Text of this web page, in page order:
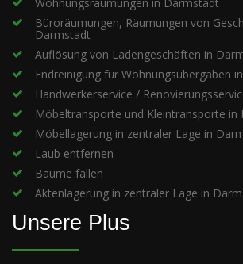
Büroräumungen, Räumungen von
Darmstadt
Auflösung von Ladengeschäften in
Endreinigung für Wohnungsübergaben
Handwerkerservice /
Möbeltransporte und Kleintransporte in
Möbellagerung in zentraler Lage in
Laub entfernen
Bäume fällen
Aktenlagerung in zentraler Lage in
Unsere Plus